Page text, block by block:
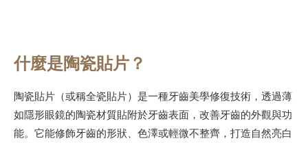
什麼是陶瓷貼片？
陶瓷貼片（或稱全瓷貼片）是一種牙齒美學修復技術，透過薄
如隱形眼鏡的陶瓷材質貼附於牙齒表面，改善牙齒的外觀與功
能。它能修飾牙齒的形狀、色澤或輕微不整齊，打造自然亮白